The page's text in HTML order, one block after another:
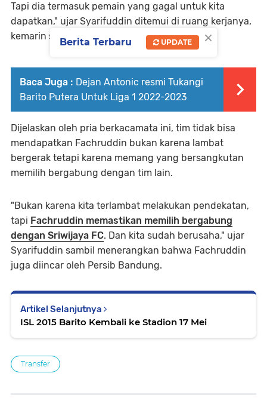
Tapi dia termasuk pemain yang gagal untuk kita
dapatkan," ujar Syarifuddin ditemui di ruang kerjanya,
kemarin siang.
Baca Juga : Dejan Antonic resmi Tukangi
Barito Putera Untuk Liga 1 2022-2023
Dijelaskan oleh pria berkacamata ini, tim tidak bisa
mendapatkan Fachruddin bukan karena lambat
bergerak tetapi karena memang yang bersangkutan
memilih bergabung dengan tim lain.
"Bukan karena kita terlambat melakukan pendekatan,
tapi Fachruddin memastikan memilih bergabung
dengan Sriwijaya FC. Dan kita sudah berusaha," ujar
Syarifuddin sambil menerangkan bahwa Fachruddin
juga diincar oleh Persib Bandung.
Artikel Selanjutnya
ISL 2015 Barito Kembali ke Stadion 17 Mei
Transfer
×
Berita Terbaru UPDATE